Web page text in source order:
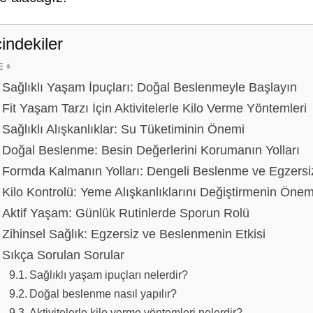
Sağlıklı Yaşam İpuçları: Doğal Beslenmeyle Başlayın
Fit Yaşam Tarzı İçin Aktivitelerle Kilo Verme Yöntemleri
Sağlıklı Alışkanlıklar: Su Tüketiminin Önemi
Doğal Beslenme: Besin Değerlerini Korumanın Yolları
Formda Kalmanın Yolları: Dengeli Beslenme ve
Kilo Kontrolü: Yeme Alışkanlıklarını Değiştirmenin
Aktif Yaşam: Günlük Rutinlerde Sporun Rolü
Zihinsel Sağlık: Egzersiz ve Beslenmenin Etkisi
Sıkça Sorulan Sorular
Sağlıklı yaşam ipuçları nelerdir?
Doğal beslenme nasıl yapılır?